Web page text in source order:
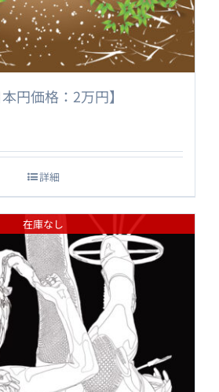
円価格：2万円】
詳細
在庫なし